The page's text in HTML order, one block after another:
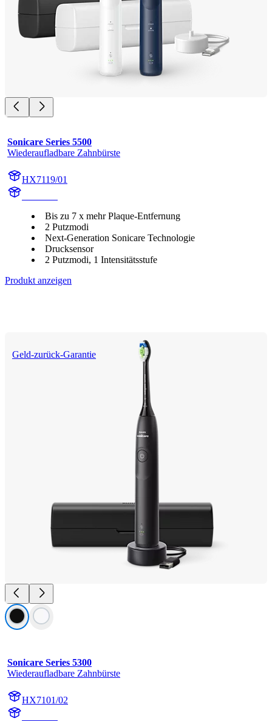
Sonicare Series 5500
Wiederaufladbare Zahnbürste
HX7119/01
Bis zu 7 x mehr Plaque-Entfernung
2 Putzmodi
Next-Generation Sonicare Technologie
Drucksensor
2 Putzmodi, 1 Intensitätsstufe
Produkt anzeigen
Geld-zurück-Garantie
Sonicare Series 5300
Wiederaufladbare Zahnbürste
HX7101/02